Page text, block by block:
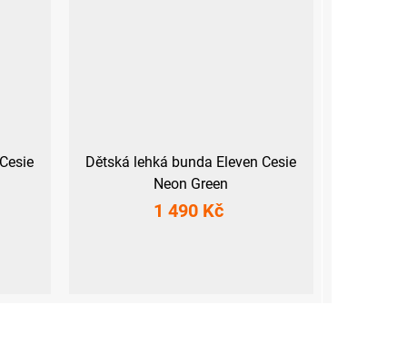
Dětská lehká bunda Eleven Cesie
Neon Green
1 490 Kč